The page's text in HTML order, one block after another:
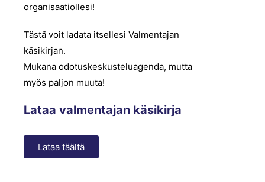
organisaatiollesi!
Tästä voit ladata itsellesi Valmentajan
käsikirjan.
Mukana odotuskeskusteluagenda, mutta
myös paljon muuta!
Lataa valmentajan käsikirja
Lataa täältä